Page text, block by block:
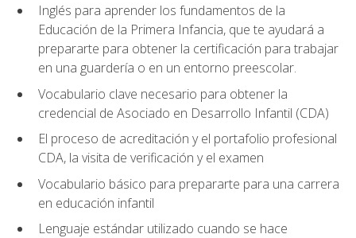
Inglés para aprender los fundamentos de la
Educación de la Primera Infancia, que te ayudará a
prepararte para obtener la certificación para trabajar
en una guardería o en un entorno preescolar.
Vocabulario clave necesario para obtener la
credencial de Asociado en Desarrollo Infantil (CDA)
El proceso de acreditación y el portafolio profesional
CDA, la visita de verificación y el examen
Vocabulario básico para prepararte para una carrera
en educación infantil
Lenguaje estándar utilizado cuando se hace